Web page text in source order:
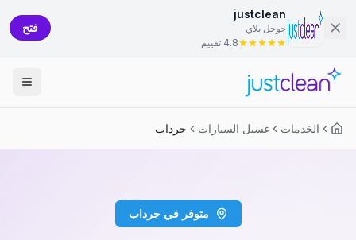
justclean
جوجل بلاي
4.8 تقييم
فتح
الخدمات غسيل السيارات جرداب
متوفر في جرداب